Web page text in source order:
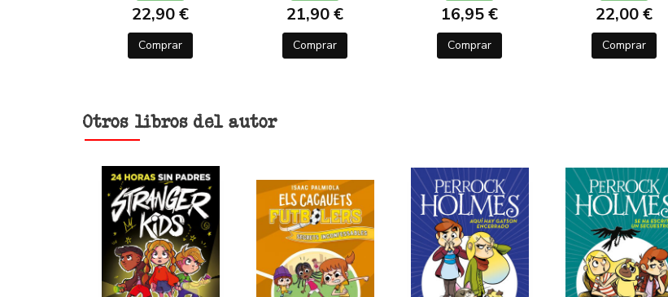
22,90 €
Comprar
21,90 €
Comprar
16,95 €
Comprar
22,00 €
Comprar
Otros libros del autor